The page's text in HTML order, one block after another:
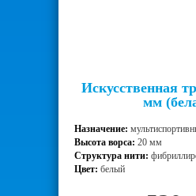
Искусственная
мм
Назначение:
Высота ворса: 20 мм
Структура нити:
Цвет: белый